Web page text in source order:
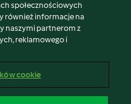
społecznościowych
również informacje na
naszymi partnerom z
reklamowego i
cookie